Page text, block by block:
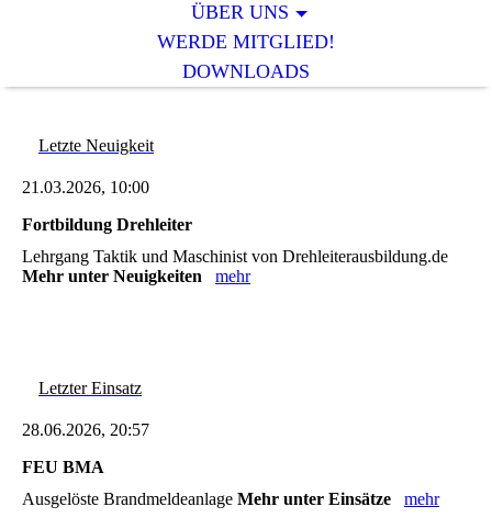
ÜBER UNS
WERDE MITGLIED!
DOWNLOADS
Letzte Neuigkeit
21.03.2026, 10:00
Fortbildung Drehleiter
Lehrgang Taktik und Maschinist von Drehleiterausbildung.de
Mehr unter Neuigkeiten
mehr
Letzter Einsatz
28.06.2026, 20:57
FEU BMA
Ausgelöste Brandmeldeanlage Mehr unter Einsätze mehr